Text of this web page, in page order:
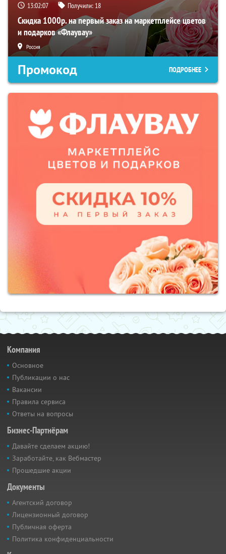
13:02:06 Получили: 18
Скидка 1000р. на первый заказ на маркетплейсе цветов
и подарков «Флаувау»
Россия
Промокод ПОДРОБНЕЕ
Компания
Основное
Публикации о нас
Вакансии
Правила сервиса
Ответы на вопросы
Бизнес-Партнёрам
Давайте сделаем акцию!
Заработайте, как Вебмастер
Прошедшие акции
Документы
Агентский договор
Лицензионный договор
Публичная оферта
Политика конфиденциальности